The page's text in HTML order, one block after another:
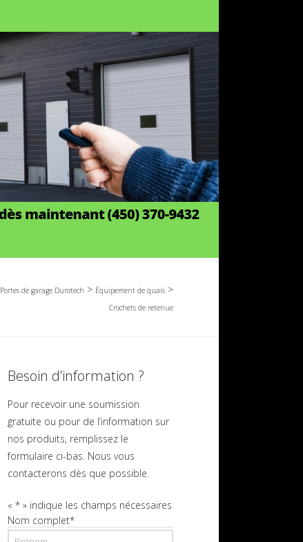
Portes de garage Durotech > Équipement de quais >
Crochets de retenue
Besoin d’information ?
Pour recevoir une soumission
gratuite ou pour de l’information sur
nos produits, remplissez le
formulaire ci-bas. Nous vous
contacterons dès que possible.
« *» indique les champs nécessaires
Nom complet*